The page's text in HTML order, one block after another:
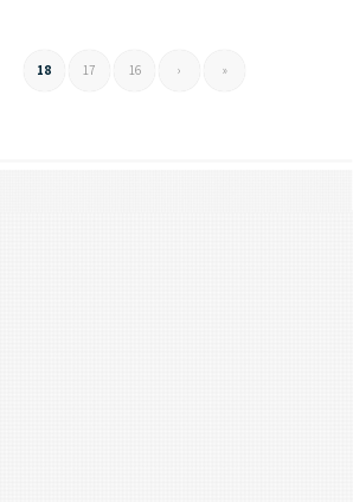
«
‹
16
17
18